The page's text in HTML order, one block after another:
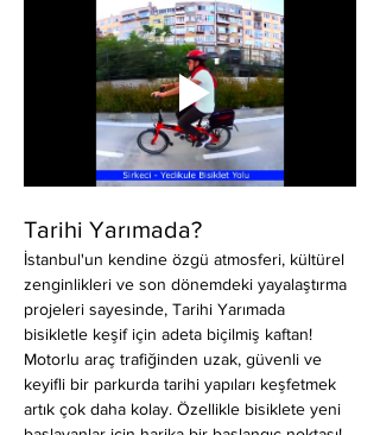
Tarihi Yarımada?
İstanbul'un kendine özgü atmosferi, kültürel
zenginlikleri ve son dönemdeki yayalaştırma
projeleri sayesinde, Tarihi Yarımada
bisikletle keşif için adeta biçilmiş kaftan!
Motorlu araç trafiğinden uzak, güvenli ve
keyifli bir parkurda tarihi yapıları keşfetmek
artık çok daha kolay. Özellikle bisiklete yeni